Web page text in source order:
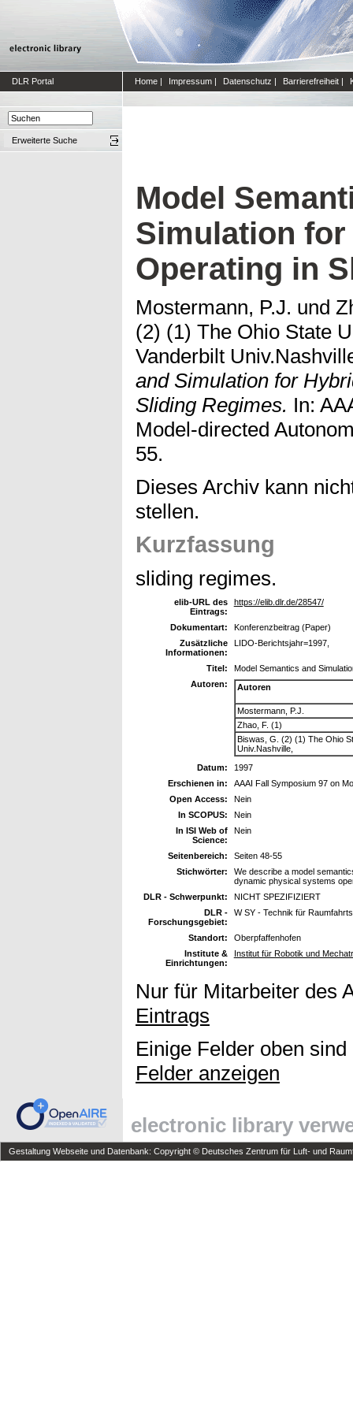
DLR Portal Home | Impressum | Datenschutz | Barrierefreiheit |
Erweiterte Suche
Model
Simulation
Operating in
Mostermann, P.J. und
(2) (1) The Ohio State
Vanderbilt
and Simulation for
Sliding Regimes. In:
Model-directed
55.
Dieses Archiv kann
stellen.
Kurzfassung
sliding regimes.
elib-URL des
Eintrags:
https://elib.dlr.de/28547/
Dokumentart:
Konferenzbeitrag (Paper)
Zusätzliche
Informationen:
LIDO-Berichtsjahr=1997,
Titel:
Model Semantics and
Autoren:
Autoren
Mostermann, P.J.
Zhao, F. (1)
Biswas, G. (2) (1) The Ohio
Univ.Nashville,
Datum:
1997
Erschienen in:
AAAI Fall Symposium 97 on
Open Access:
Nein
In SCOPUS:
Nein
In ISI Web of
Science:
Nein
Seitenbereich:
Seiten 48-55
Stichwörter:
We describe a model
dynamic physical systems
DLR - Schwerpunkt:
NICHT SPEZIFIZIERT
DLR -
Forschungsgebiet:
W SY - Technik für
Standort:
Oberpfaffenhofen
Institute &
Einrichtungen:
Institut für Robotik und
Nur für Mitarbeiter des
Eintrags
Einige Felder oben
Felder anzeigen
electronic library
Gestaltung Webseite und Datenbank: Copyright © Deutsches Zentrum für Luft- und